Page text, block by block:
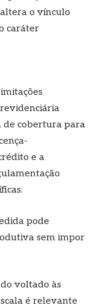
o vínculo
caráter
de cobertura para
e a
pode
sem impor
voltado às
é relevante